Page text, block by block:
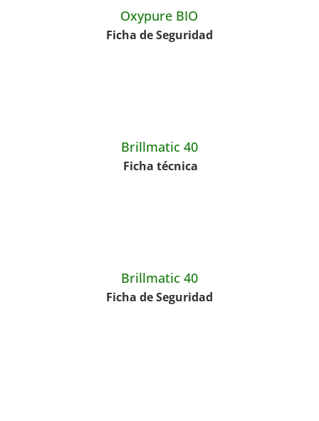
Oxypure BIO
Ficha de Seguridad
Brillmatic 40
Ficha técnica
Brillmatic 40
Ficha de Seguridad